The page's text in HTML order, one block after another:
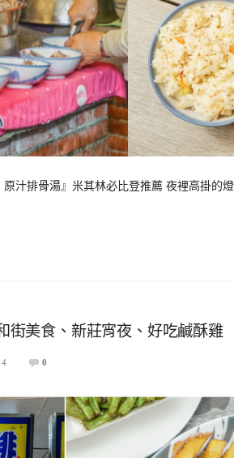
汁排骨湯』米其林必比登推薦 夜裡高掛的
街美食、新莊宵夜、好吃鹹酥雞
0